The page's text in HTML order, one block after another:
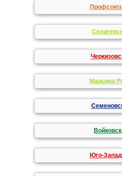
Марьина
Юго-